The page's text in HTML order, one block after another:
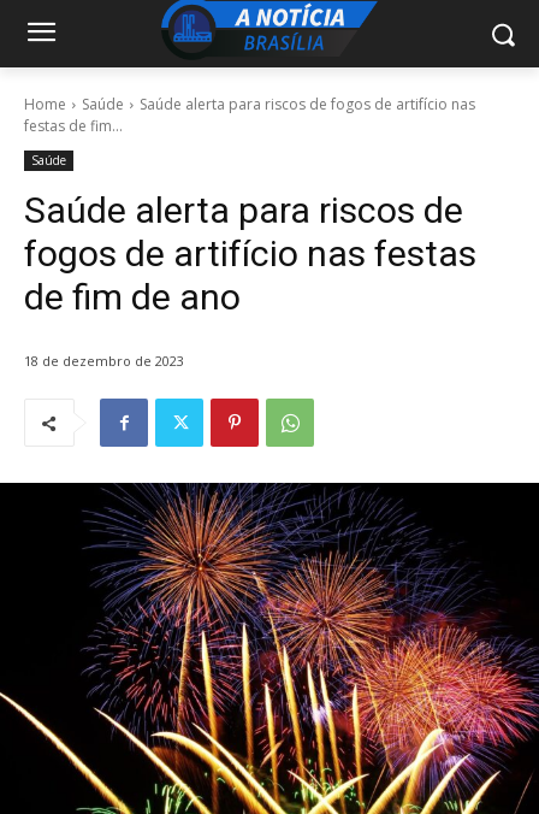
Home Saúde
Saúde alerta para riscos de fogos de artifício nas
festas de fim...
Saúde
Saúde alerta para riscos de
fogos de artifício nas festas
de fim de ano
18 de dezembro de 2023